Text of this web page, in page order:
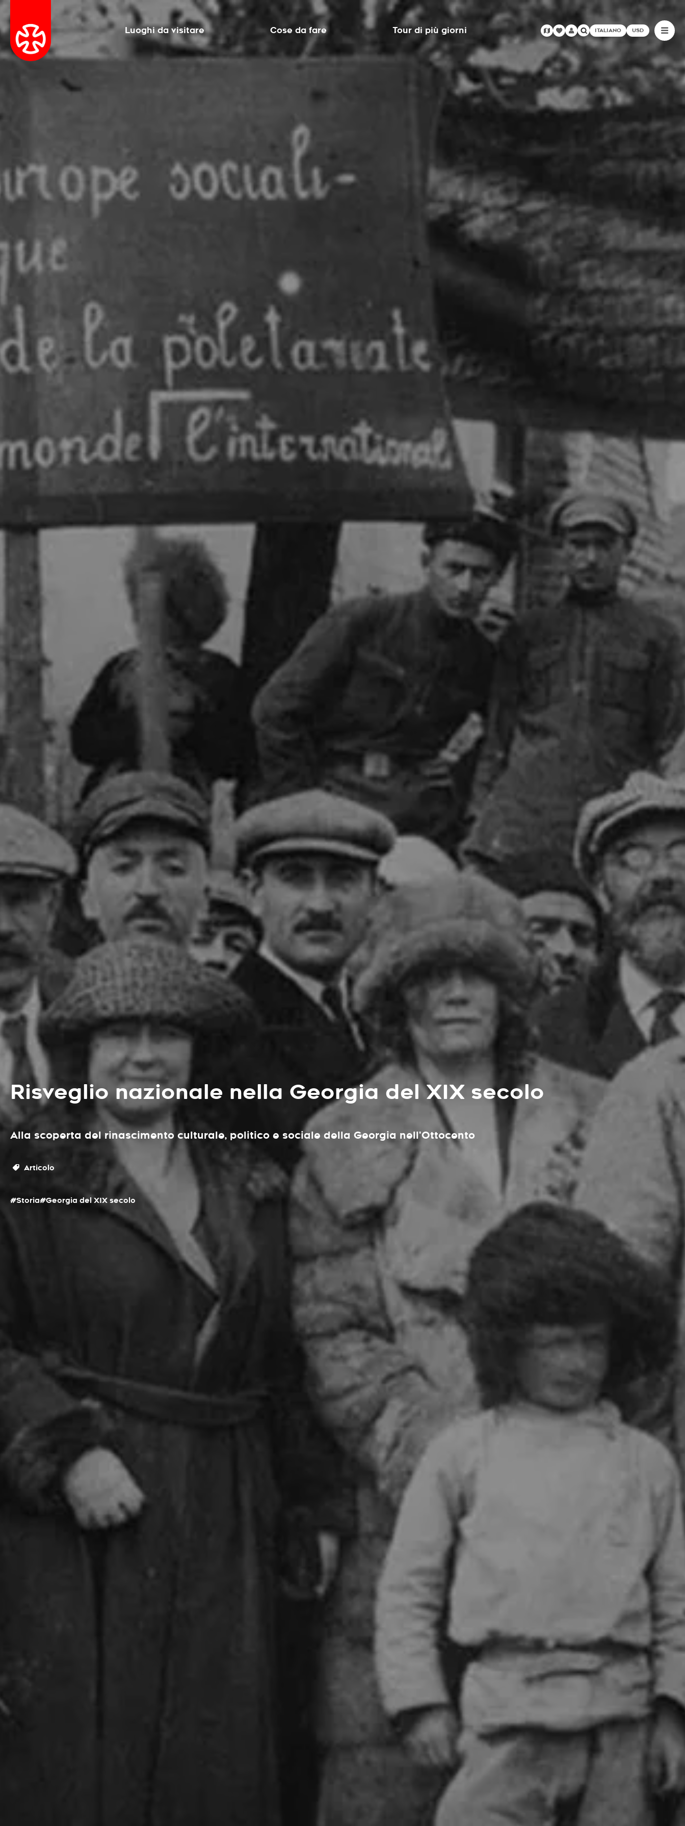
Luoghi da visitare Cose da fare Tour di più giorni ITALIANO USD
Risveglio nazionale nella Georgia del XIX secolo
Alla scoperta del rinascimento culturale, politico e sociale della Georgia nell'Ottocento
Articolo
#Storia#Georgia del XIX secolo